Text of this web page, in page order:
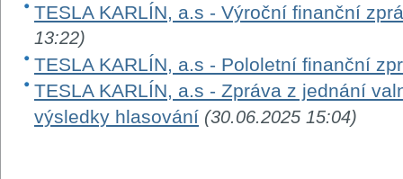
TESLA KARLÍN, a.s - Výroční finanční
13:22)
TESLA KARLÍN, a.s - Pololetní finanční
TESLA KARLÍN, a.s - Zpráva z jednání
výsledky hlasování (30.06.2025 15:04)